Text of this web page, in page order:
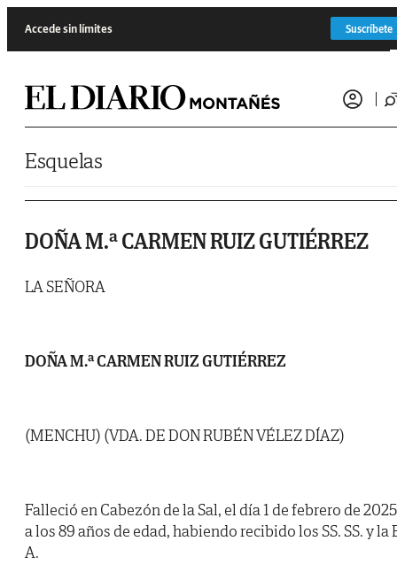
Accede sin límites Suscríbete
Esquelas
DOÑA M.ª CARMEN RUIZ GUTIÉRREZ
LA SEÑORA
DOÑA M.ª CARMEN RUIZ GUTIÉRREZ
(MENCHU) (VDA. DE DON RUBÉN VÉLEZ DÍAZ)
Falleció en Cabezón de la Sal, el día 1 de febrero de
a los 89 años de edad, habiendo recibido los SS. SS. y la
A.